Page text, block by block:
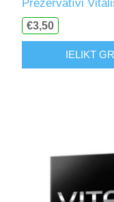
Prezervatīvi
€3,50
IELIKT